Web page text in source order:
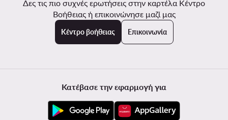
Δες τις πιο συχνές ερωτήσεις στην καρτέλα Κέντρο
Βοήθειας ή επικοινώνησε μαζί μας
Κέντρο βοήθειας Επικοινωνία
Κατέβασε την εφαρμογή για